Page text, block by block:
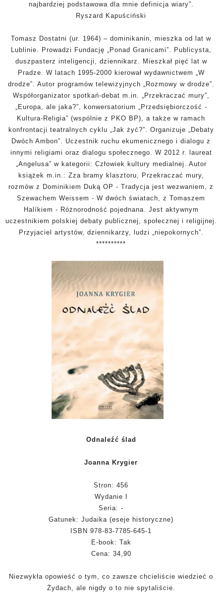
najbardziej podstawowa dla mnie definicja wiary”.
Ryszard Kapuściński
Tomasz Dostatni (ur. 1964) – dominikanin, mieszka od lat w
Lublinie. Prowadzi Fundację „Ponad Granicami”. Publicysta,
duszpasterz inteligencji, dziennikarz. Mieszkał pięć lat w
Pradze. W latach 1995-2000 kierował wydawnictwem „W
drodze”. Autor programów telewizyjnych „Rozmowy w drodze”.
Współorganizator spotkań-debat m.in. „Przekraczać mury”,
„Europa, ale jaka?”, konwersatorium „Przedsiębiorczość -
Kultura-Religia” (wspólnie z PKO BP), a także w ramach
konfrontacji teatralnych cyklu „Jak żyć?”. Organizuje „Debaty
Dwóch Ambon”. Uczestnik ruchu ekumenicznego i dialogu z
innymi religiami oraz dialogu społecznego. W 2012 r. laureat
„Angelusa” w kategorii: Człowiek kultury medialnej. Autor
książek m.in.: Zza bramy klasztoru, Przekraczać mury,
rozmów z Dominikiem Duką OP - Tradycja jest wezwaniem, z
Szewachem Weissem - W dwóch światach, z Tomaszem
Halíkiem - Różnorodność pojednana. Jest aktywnym
uczestnikiem polskiej debaty publicznej, społecznej i religijnej.
Przyjaciel artystów, dziennikarzy, ludzi „niepokornych”.
**********
Odnaleźć ślad
Joanna Krygier
Stron: 456
Wydanie I
Seria: -
Gatunek: Judaika (eseje historyczne)
ISBN 978-83-7785-645-1
E-book: Tak
Cena: 34,90
Niezwykła opowieść o tym, co zawsze chcieliście wiedzieć o
Żydach, ale nigdy o to nie spytaliście.